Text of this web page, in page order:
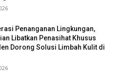
Penanganan Lingkungan,
Libatkan Penasihat Khusus
Dorong Solusi Limbah Kulit di